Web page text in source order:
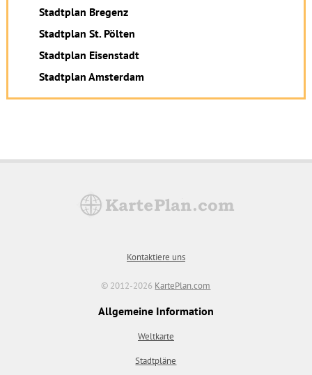
Stadtplan Bregenz
Stadtplan St. Pölten
Stadtplan Eisenstadt
Stadtplan Amsterdam
Kontaktiere uns
© 2012-2026 KartePlan.com
Allgemeine Information
Weltkarte
Stadtpläne